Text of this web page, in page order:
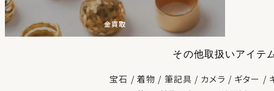
金買取
その他取扱いアイテ
宝石 着物 筆記具 カメラ ギター